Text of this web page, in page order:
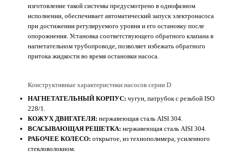
изготовление такой системы предусмотрено в однофазном
исполнении, обеспечивает автоматический запуск электронасоса
при достижении регулируемого уровня и его остановку после
опорожнения. Установка соответствующего обратного клапана в
нагнетательном трубопроводе, позволяет избежать обратного
притока жидкости во время остановки насоса.
Конструктивные характеристики насосов серии D
НАГНЕТАТЕЛЬНЫЙ КОРПУС: чугун, патрубок с резьбой ISO
228/1.
КОЖУХ ДВИГАТЕЛЯ: нержавеющая сталь AISI 304.
ВСАСЫВАЮЩАЯ РЕШЕТКА: нержавеющая сталь AISI 304.
РАБОЧЕЕ КОЛЕСО: открытое, из технополимера, усиленного
стекловолокном.